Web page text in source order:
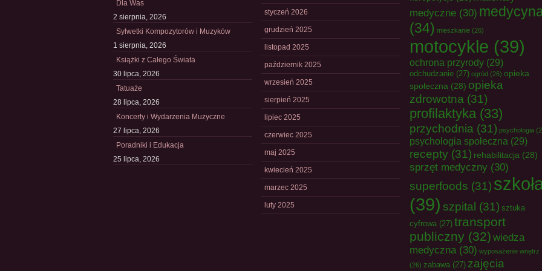
Dla Was
2 sierpnia, 2026
Sylwetki Kompozytorów i Muzyków
1 sierpnia, 2026
Książki z Całego Świata
30 lipca, 2026
Tatuaże
28 lipca, 2026
Koncerty i Wydarzenia Muzyczne
27 lipca, 2026
Poradniki i Edukacja
25 lipca, 2026
styczeń 2026
grudzień 2025
listopad 2025
październik 2025
wrzesień 2025
sierpień 2025
lipiec 2025
czerwiec 2025
maj 2025
kwiecień 2025
marzec 2025
luty 2025
medyczne (30)
(34) mieszkanie (26)
motocykle (39)
ochrona przyrody (29)
odchudzanie (27) ogród (26) opieka
społeczna (28) opieka
zdrowotna (31)
profilaktyka (33)
przychodnia (31) psychologia
psychologia społeczna (29)
recepty (31) rehabilitacja (28)
sprzęt medyczny (30)
superfoods (31)
(39) szpital (31) sztuka
cyfrowa (27) transport
publiczny (32) wiedza
medyczna(30) wyposażenie wnętrz
(26) zabawa (27) zajęcia